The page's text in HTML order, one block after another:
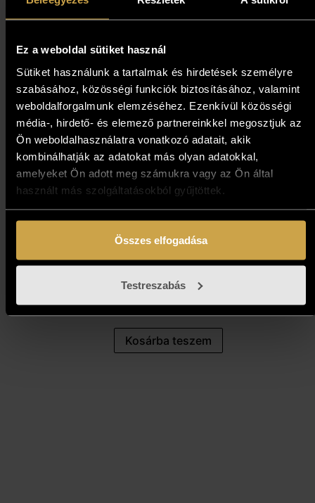
Ez a weboldal sütiket használ
Sütiket használunk a tartalmak és hirdetések személyre
szabásához, közösségi funkciók biztosításához, valamint
weboldalforgalmunk elemzéséhez. Ezenkívül közösségi
média-, hirdető- és elemező partnereinkkel megosztjuk az
Ön weboldalhasználatra vonatkozó adatait, akik
kombinálhatják az adatokat más olyan adatokkal,
amelyeket Ön adott meg számukra vagy az Ön által
használt más szolgáltatásokból gyűjtöttek.
Összes elfogadása
Testreszabás
163 000
Kosárba teszem
Kovács Erzsébet - Tulipános
tükör (60x30 cm)
849 000Ft
Kosárba teszem